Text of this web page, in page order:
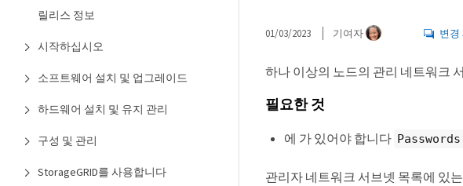
릴리스 정보
시작하십시오
소프트웨어 설치 및 업그레이드
하드웨어 설치 및 유지 관리
구성 및 관리
StorageGRID를 사용합니다
01/03/2023 기여자 변경
하나 이상의 노드의 관리 네트워크
필요한 것
에 가 있어야 합니다
관리자 네트워크 서브넷 목록에 있